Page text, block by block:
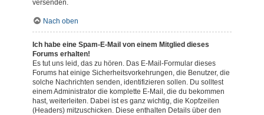
versenden.
Nach oben
Ich habe eine Spam-E-Mail von einem Mitglied dieses
Forums erhalten!
Es tut uns leid, das zu hören. Das E-Mail-Formular dieses
Forums hat einige Sicherheitsvorkehrungen, die Benutzer, die
solche Nachrichten senden, identifizieren sollen. Du solltest
einem Administrator die komplette E-Mail, die du bekommen
hast, weiterleiten. Dabei ist es ganz wichtig, die Kopfzeilen
(Headers) mitzuschicken. Diese enthalten Details über den